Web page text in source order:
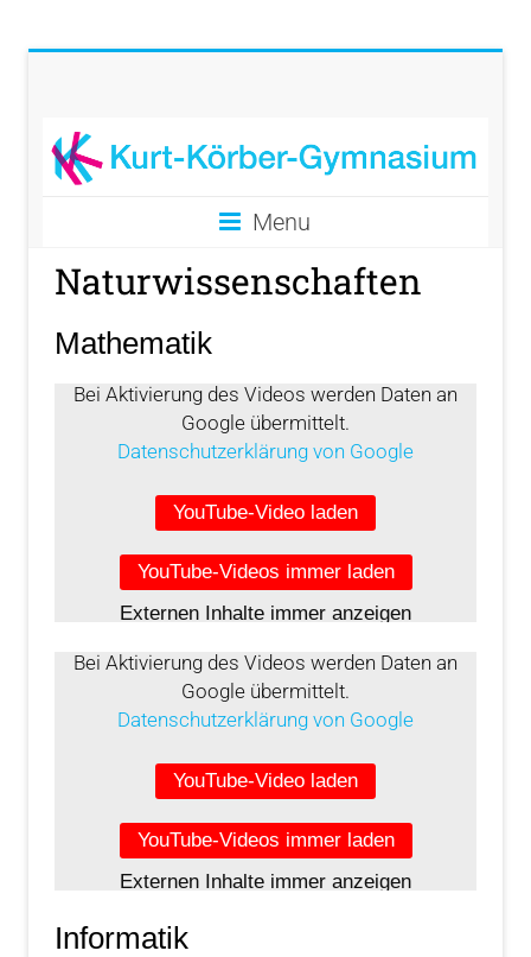
Menu
Naturwissenschaften
Mathematik
Bei Aktivierung des Videos werden Daten an
Google übermittelt.
Datenschutzerklärung von Google
YouTube-Video laden
YouTube-Videos immer laden
Externen Inhalte immer anzeigen
Bei Aktivierung des Videos werden Daten an
Google übermittelt.
Datenschutzerklärung von Google
YouTube-Video laden
YouTube-Videos immer laden
Externen Inhalte immer anzeigen
Informatik